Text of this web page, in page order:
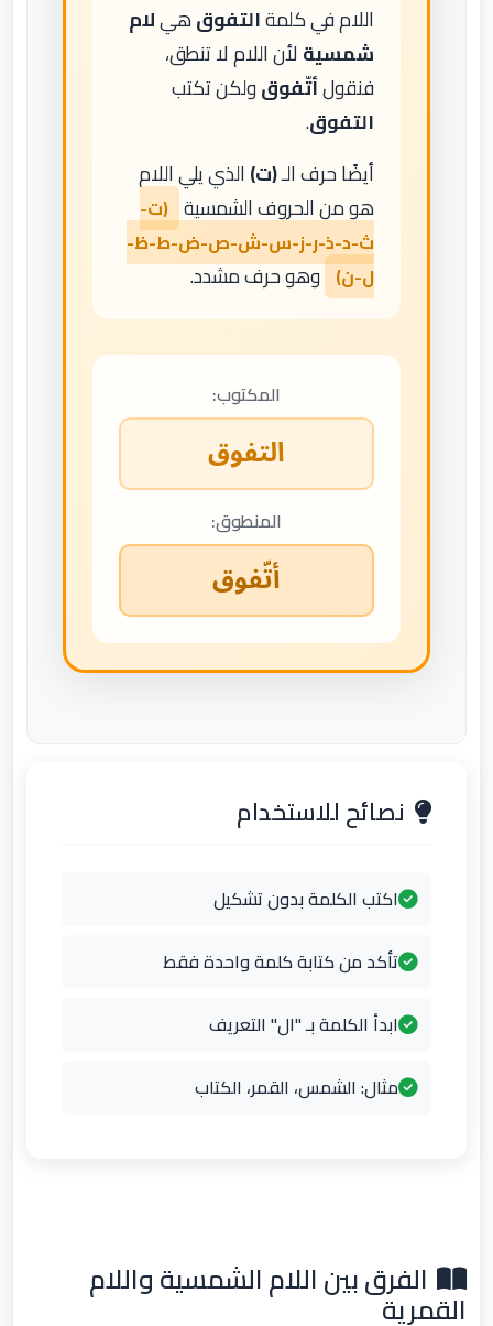
اللام في كلمةالتفوقهيلام
شمسيةلأن اللام لا تنطق،
فنقولأتّفوقولكن تكتب
التفوق.
أيضًا حرف الـ(ت)الذي يلي اللام
هو من الحروف الشمسية (ت-
ث-د-ذ-ر-ز-س-ش-ص-ض-ط-ظ-
ل-ن) وهو حرف مشدد.
المكتوب:
التفوق
المنطوق:
أتّفوق
نصائح للاستخدام
اكتب الكلمة بدون تشكيل
تأكد من كتابة كلمة واحدة فقط
ابدأ الكلمة بـ "ال" التعريف
مثال: الشمس، القمر، الكتاب
الفرق بين اللام الشمسية واللام
القمرية